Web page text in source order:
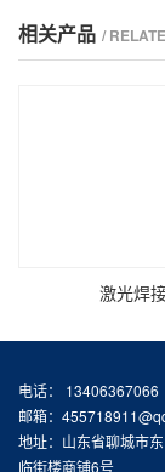
相关产品 /
激光焊
电话： 13406367066
邮箱：
地址：山东省聊城市
临街楼商铺6号